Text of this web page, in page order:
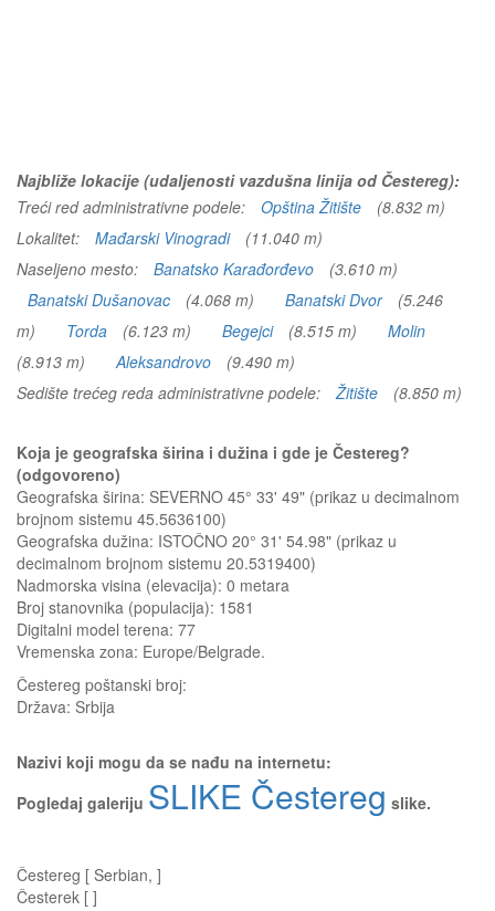
Najbliže lokacije (udaljenosti vazdušna linija od Čestereg):
Treći red administrativne podele:
Opština Žitište
(8.832 m)
Lokalitet:
Mađarski Vinogradi
(11.040 m)
Naseljeno mesto:
Banatsko Karađorđevo
(3.610 m)
Banatski Dušanovac
(4.068 m) Banatski Dvor
(5.246
m)
Torda (6.123 m) Begejci (8.515 m)
Molin
(8.913 m)
Aleksandrovo
(9.490 m)
Sedište trećeg reda administrativne podele:
Žitište (8.850 m)
Koja je geografska širina i dužina i gde je Čestereg?
(odgovoreno)
Geografska širina: SEVERNO 45° 33' 49" (prikaz u decimalnom
brojnom sistemu 45.5636100)
Geografska dužina: ISTOČNO 20° 31' 54.98" (prikaz u
decimalnom brojnom sistemu 20.5319400)
Nadmorska visina (elevacija): 0 metara
Broj stanovnika (populacija): 1581
Digitalni model terena: 77
Vremenska zona: Europe/Belgrade.
Čestereg poštanski broj:
Država: Srbija
Nazivi koji mogu da se nađu na internetu:
Pogledaj galeriju SLIKE Čestereg slike.
Čestereg [ Serbian, ]
Česterek [ ]